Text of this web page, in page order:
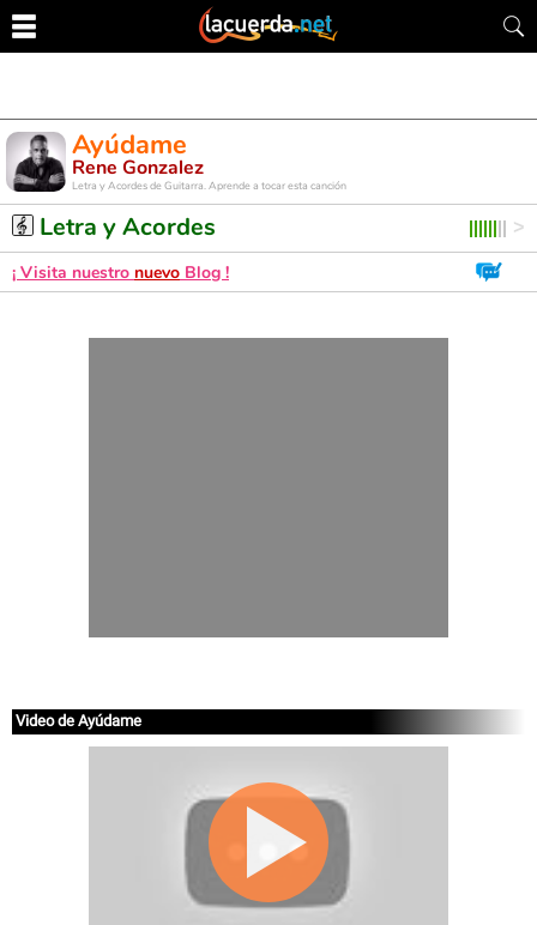
Ayúdame
Rene Gonzalez
Letra y Acordes de Guitarra. Aprende a tocar esta canción
Letra y Acordes
¡ Visita nuestro nuevo Blog !
Video de Ayúdame